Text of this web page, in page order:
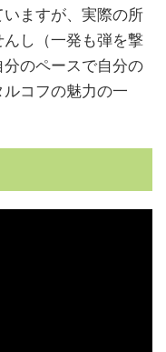
ますが、実際の所
し（一発も弾を撃
のペースで自分の
コフの魅力の一